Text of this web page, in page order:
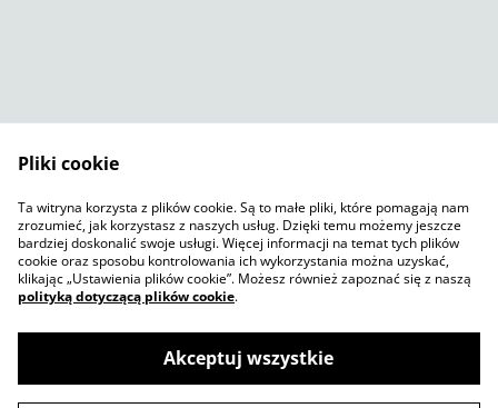
Polityka prywatności
SumUp
Polityka plików cookie
©2026Jelly Sketch Shop
Pliki cookie
Ta witryna korzysta z plików cookie. Są to małe pliki, które pomagają nam
zrozumieć, jak korzystasz z naszych usług. Dzięki temu możemy jeszcze
bardziej doskonalić swoje usługi. Więcej informacji na temat tych plików
cookie oraz sposobu kontrolowania ich wykorzystania można uzyskać,
klikając „Ustawienia plików cookie”. Możesz również zapoznać się z naszą
polityką dotyczącą plików cookie.
Akceptuj wszystkie